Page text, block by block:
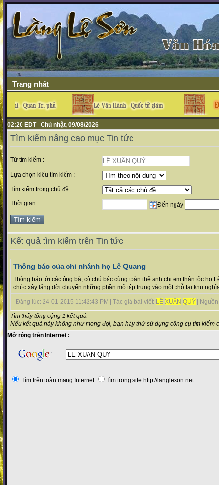
Trang nhất
02:20 EDT Chủ nhật, 09/08/2026
Tìm kiếm nâng cao mục Tin tức
Từ tìm kiếm :
Lựa chọn kiểu tìm kiếm :
Tìm kiếm trong chủ đề :
Thời gian : Đến ngày
Kết quả tìm kiếm trên Tin tức
Thông báo của chi nhánh họ Lê Quang
Thông báo tới các ông bà, cô chú bác cùng toàn thể anh chị em thân tộc họ
chức xây lăng dời chuyển những phần mộ tập trung vào một chỗ tại khu
Đăng lúc: 24-01-2015 11:42:43 PM | Tác giả bài viết: LÊ XUÂN QUÝ |
Tìm thấy tổng cộng 1 kết quả
Nếu kết quả này không như mong đợi, bạn hãy thử sử dụng công cụ tìm kiếm
Mở rộng trên Internet :
Tìm trên toàn mạng Internet Tìm trong site http://langleson.net